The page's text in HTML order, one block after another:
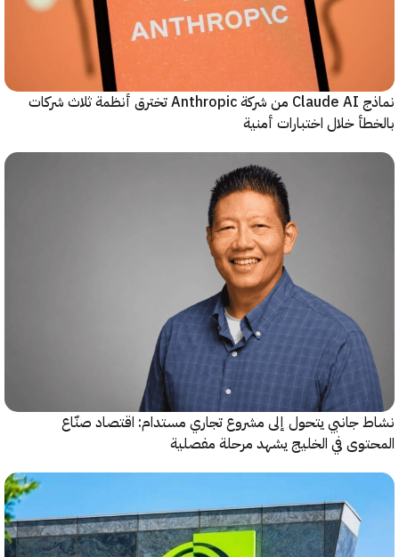
نماذج Claude AI من شركة Anthropic تخترق أنظمة ثلاث شركات
خلال اختبارات أمنية
جانبي يتحول إلى مشروع تجاري مستدام: اقتصاد صنّاع
في الخليج يشهد مرحلة مفصلية